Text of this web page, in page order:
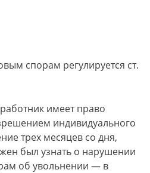
спорам регулируется ст.
имеет право
индивидуального
трех месяцев со дня,
был узнать о нарушении
об увольнении — в